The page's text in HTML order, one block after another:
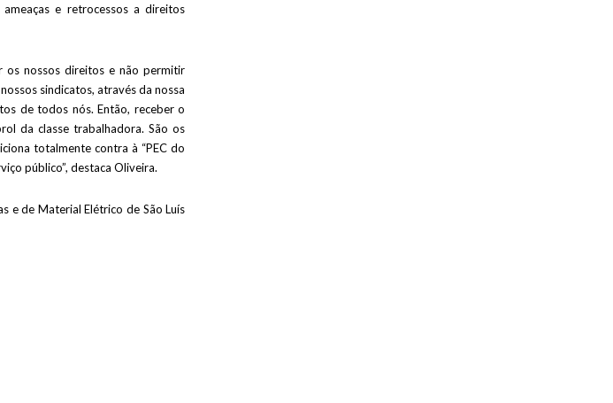
e retrocessos a direitos
os nossos direitos e não permitir
sindicatos, através da nossa
de todos nós. Então, receber o
da classe trabalhadora. São os
totalmente contra à “PEC do
público”, destaca Oliveira.
e de Material Elétrico de São Luís